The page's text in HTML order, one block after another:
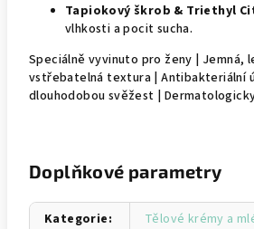
Tapiokový škrob & Triethyl
vlhkosti a pocit sucha.
Speciálně vyvinuto pro ženy | Jemná,
vstřebatelná textura | Antibakteriální
dlouhodobou svěžest |
Doplňkové parametry
Kategorie:
Tělové krémy a